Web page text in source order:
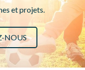
et projets.
NOUS